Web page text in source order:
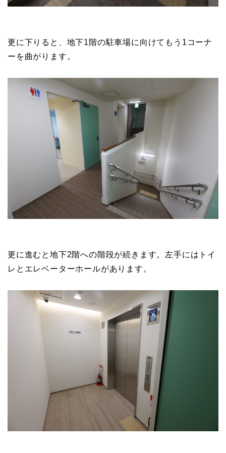
更に下りると、地下1階の駐車場に向けてもう1コーナ
ーを曲がります。
更に進むと地下2階への階段が続きます。左手にはトイ
レとエレベーターホールがあります。